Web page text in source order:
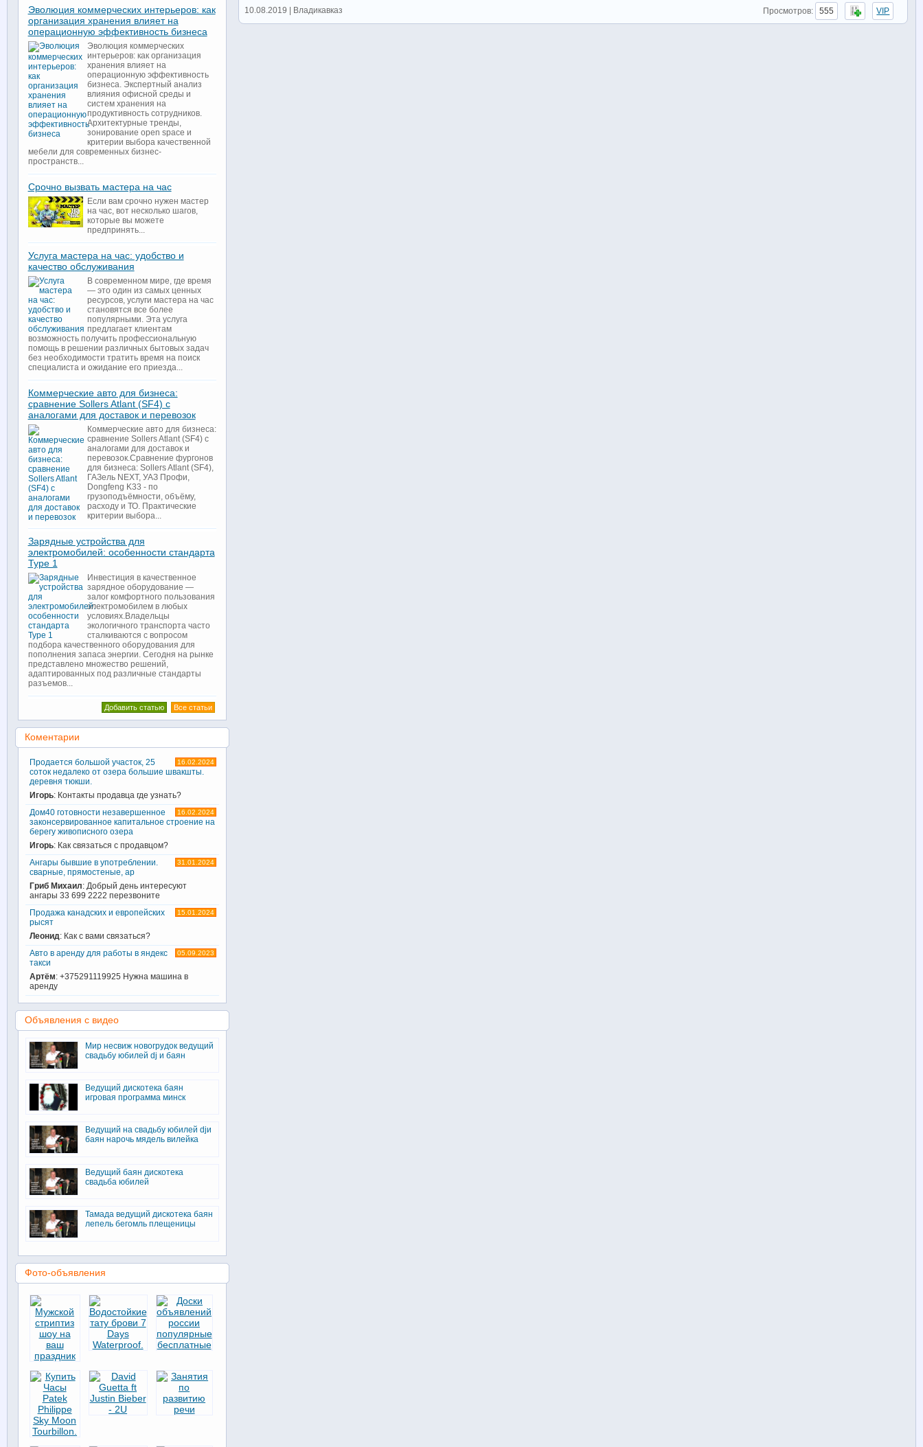
10.08.2019 | Владикавказ Просмотров: 555 VIP
Эволюция коммерческих интерьеров: как
организация хранения влияет на
операционную эффективность бизнеса
Эволюция коммерческих
интерьеров: как организация
хранения влияет на
операционную эффективность
бизнеса. Экспертный анализ
влияния офисной среды и
систем хранения на
продуктивность сотрудников.
Архитектурные тренды,
зонирование open space и
критерии выбора качественной
мебели для современных бизнес-
пространств...
Срочно вызвать мастера на час
Если вам срочно нужен мастер
на час, вот несколько шагов,
которые вы можете
предпринять...
Услуга мастера на час: удобство и
качество обслуживания
В современном мире, где время
— это один из самых ценных
ресурсов, услуги мастера на час
становятся все более
популярными. Эта услуга
предлагает клиентам
возможность получить профессиональную
помощь в решении различных бытовых задач
без необходимости тратить время на поиск
специалиста и ожидание его приезда...
Коммерческие авто для бизнеса:
сравнение Sollers Atlant (SF4) с
аналогами для доставок и перевозок
Коммерческие авто для бизнеса:
сравнение Sollers Atlant (SF4) с
аналогами для доставок и
перевозок.Сравнение фургонов
для бизнеса: Sollers Atlant (SF4),
ГАЗель NEXT, УАЗ Профи,
Dongfeng K33 - по
грузоподъёмности, объёму,
расходу и ТО. Практические
критерии выбора...
Зарядные устройства для
электромобилей: особенности стандарта
Type 1
Инвестиция в качественное
зарядное оборудование —
залог комфортного пользования
электромобилем в любых
условиях.Владельцы
экологичного транспорта часто
сталкиваются с вопросом
подбора качественного оборудования для
пополнения запаса энергии. Сегодня на рынке
представлено множество решений,
адаптированных под различные стандарты
разъемов...
Все статьи
Добавить статью
Коментарии
16.02.2024
Продается большой участок, 25
соток недалеко от озера большие швакшты.
деревня тюкши.
Игорь: Контакты продавца где узнать?
16.02.2024
Дом40 готовности незавершенное
законсервированное капитальное строение на
берегу живописного озера
Игорь: Как связаться с продавцом?
31.01.2024
Ангары бывшие в употреблении.
сварные, прямостеные, ар
Гриб Михаил: Добрый день интересуют
ангары 33 699 2222 перезвоните
15.01.2024
Продажа канадских и европейских
рысят
Леонид: Как с вами связаться?
05.09.2023
Авто в аренду для работы в яндекс
такси
Артём: +375291119925 Нужна машина в
аренду
Объявления с видео
Мир несвиж новогрудок ведущий
свадьбу юбилей dj и баян
Ведущий дискотека баян
игровая программа минск
Ведущий на свадьбу юбилей djи
баян нарочь мядель вилейка
Ведущий баян дискотека
свадьба юбилей
Тамада ведущий дискотека баян
лепель бегомль плещеницы
Фото-объявления